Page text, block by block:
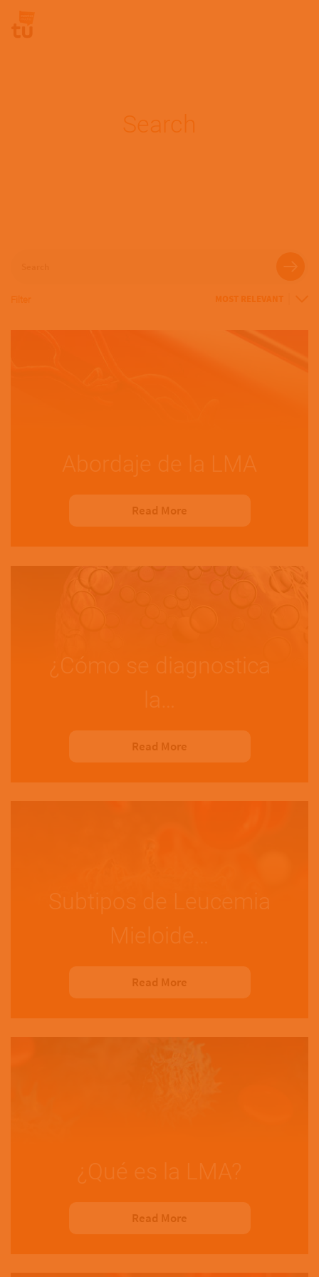
Search
Filter
Sort
Abordaje de la LMA
Read More
¿Cómo se diagnostica
la…
Read More
Subtipos de Leucemia
Mieloide…
Read More
¿Qué es la LMA?
Read More